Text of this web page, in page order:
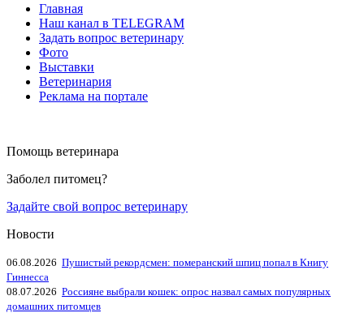
Главная
Наш канал в TELEGRAM
Задать вопрос ветеринару
Фото
Выставки
Ветеринария
Реклама на портале
Помощь ветеринара
Заболел питомец?
Задайте свой вопрос ветеринару
Новости
06.08.2026 Пушистый рекордсмен: померанский шпиц попал в Книгу
Гиннесса
08.07.2026 Россияне выбрали кошек: опрос назвал самых популярных
домашних питомцев